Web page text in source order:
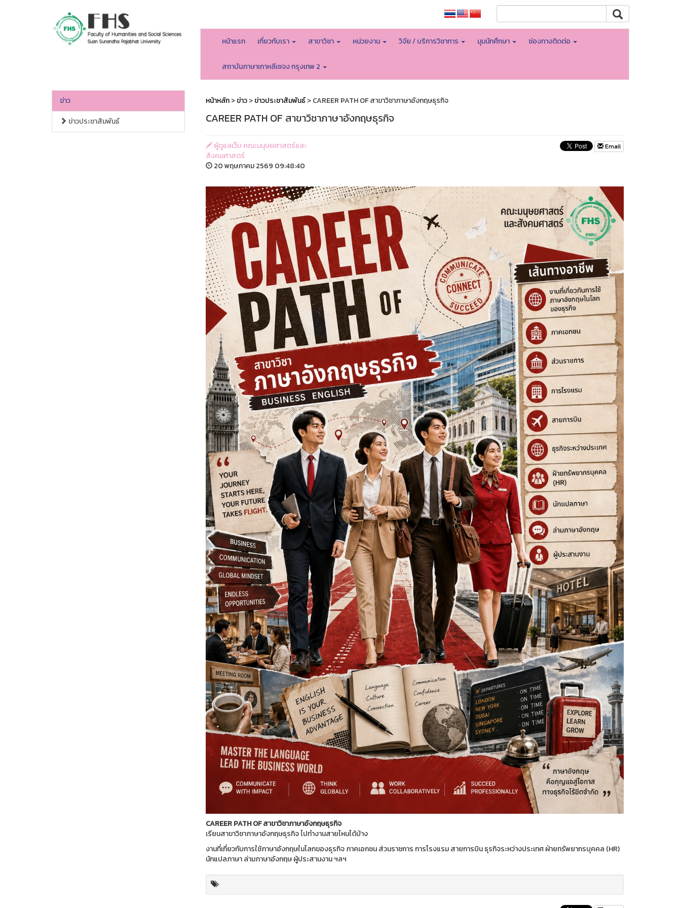
หน้าแรก เกี่ยวกับเรา สาขาวิชา หน่วยงาน วิจัย / บริการวิชาการ มุมนักศึกษา ช่องทางติดต่อ
สถาบันภาษาเกาหลีเซจง กรุงเทพ 2
ข่าว
ข่าวประชาสัมพันธ์
หน้าหลัก>ข่าว>ข่าวประชาสัมพันธ์> CAREER PATH OF สาขาวิชาภาษาอังกฤษธุรกิจ
CAREER PATH OF สาขาวิชาภาษาอังกฤษธุรกิจ
ผู้ดูแลเว็บ คณะมนุษยศาสตร์และ
สังคมศาสตร์
20 พฤษภาคม 2569 09:48:40
Email
CAREER PATH OF สาขาวิชาภาษาอังกฤษธุรกิจ
เรียนสาขาวิชาภาษาอังกฤษธุรกิจ ไปทำงานสายไหนได้บ้าง
งานที่เกี่ยวกับการใช้ภาษาอังกฤษในโลกของธุรกิจ ภาคเอกชน ส่วนราชการ การโรงแรม สายการบิน ธุรกิจระหว่างประเทศ ฝ่ายทรัพยากรบุคคล (HR)
นักแปลภาษา ล่ามภาษาอังกฤษ ผู้ประสานงาน ฯลฯ